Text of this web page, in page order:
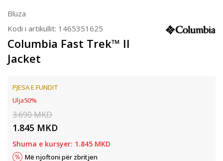
Bluza
Kodi i artikullit: 1465351625
Columbia Fast Trek™ II
Jacket
PJESA E FUNDIT
Ulja50%
3.690MKD
1.845 MKD
Shuma e kursyer: 1.845 MKD
Më njoftoni për zbritjen